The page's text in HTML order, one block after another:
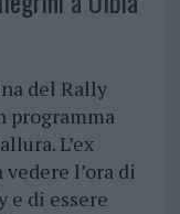
del Rally
programma
L’ex
l’ora di
e di essere